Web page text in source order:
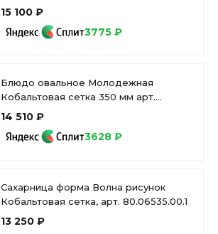
Петербурга арт. 81.31737.00.1
15 100 ₽
3775 ₽
Блюдо овальное Молодежная
Кобальтовая сетка 350 мм арт.
80.07111.00.1
14 510 ₽
3628 ₽
Сахарница форма Волна рисунок
Кобальтовая сетка, арт. 80.06535.00.1
13 250 ₽